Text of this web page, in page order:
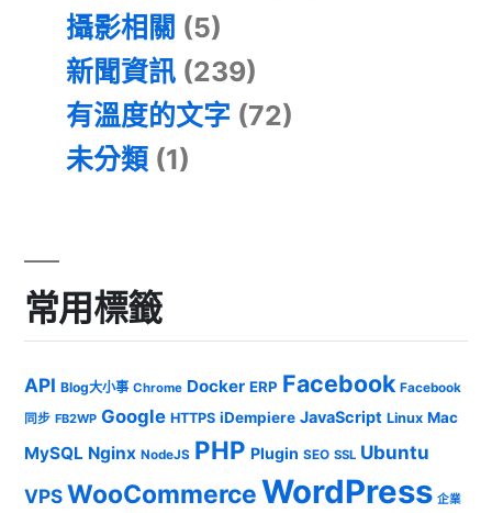
攝影相關 (5)
新聞資訊 (239)
有溫度的文字 (72)
未分類 (1)
常用標籤
API Blog大小事 Chrome Docker ERP Facebook Facebook
同步 FB2WP Google HTTPS iDempiere JavaScript Linux Mac
MySQL Nginx NodeJS PHP Plugin SEO SSL Ubuntu
VPSWooCommerceWordPress 企業